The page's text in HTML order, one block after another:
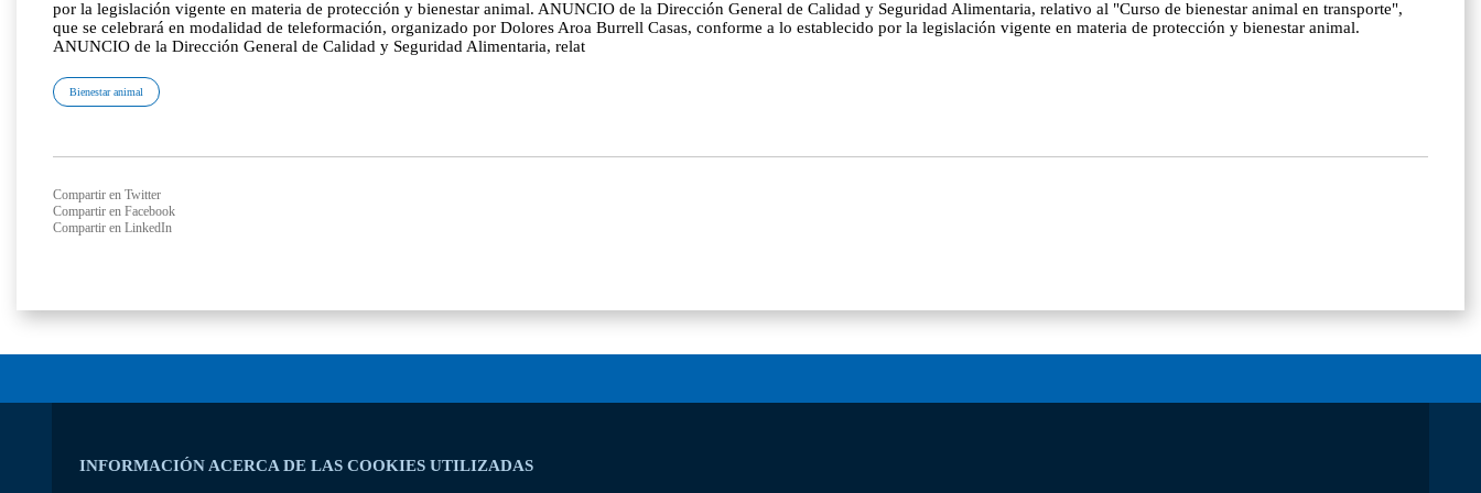
INFORMACIÓN ACERCA DE LAS COOKIES UTILIZADAS
por la legislación vigente en materia de protección y bienestar animal. ANUNCIO de la Dirección General de Calidad y Seguridad Alimentaria, relativo al "Curso de bienestar animal en transporte",
que se celebrará en modalidad de teleformación, organizado por Dolores Aroa Burrell Casas, conforme a lo establecido por la legislación vigente en materia de protección y bienestar animal.
ANUNCIO de la Dirección General de Calidad y Seguridad Alimentaria, relat
Bienestar animal
Compartir en Twitter
Compartir en Facebook
Compartir en LinkedIn